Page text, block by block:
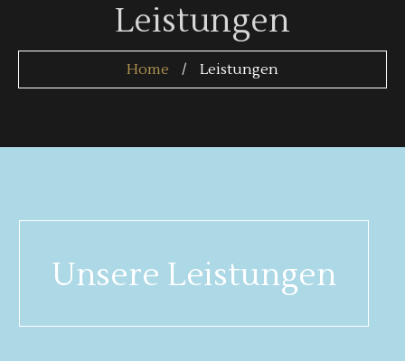
Leistungen
Home Leistungen
Unsere Leistungen